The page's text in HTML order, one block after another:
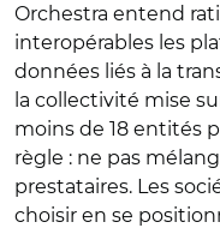
Orchestra entend
interopérables les
données liés à la
la collectivité mise
moins de 18 entités
règle : ne pas
prestataires. Les
choisir en se